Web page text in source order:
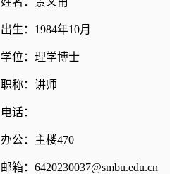
出生：1984年10月
学位：理学博士
职称：讲师
电话：
办公：主楼470
邮箱：6420230037@smbu.edu.cn